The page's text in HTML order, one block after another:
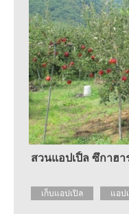
แนะนำ
ข้อมูล
เที่ยว
คำถาม
บ่อย
สวนแอปเปิ้ล ซึกาฮา
เก็บแอปเปิล แอป